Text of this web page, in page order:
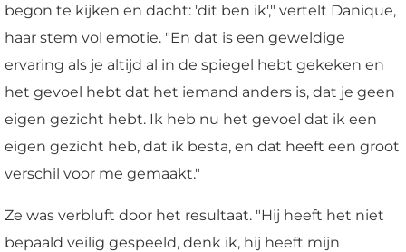
begon te kijken en dacht: 'dit ben ik'," vertelt Danique,
haar stem vol emotie. "En dat is een geweldige
ervaring als je altijd al in de spiegel hebt gekeken en
het gevoel hebt dat het iemand anders is, dat je geen
eigen gezicht hebt. Ik heb nu het gevoel dat ik een
eigen gezicht heb, dat ik besta, en dat heeft een groot
verschil voor me gemaakt."
Ze was verbluft door het resultaat. "Hij heeft het niet
bepaald veilig gespeeld, denk ik, hij heeft mijn